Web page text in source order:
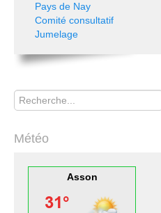
Pays de Nay
Comité consultatif
Jumelage
Rechercher
Météo
Asson